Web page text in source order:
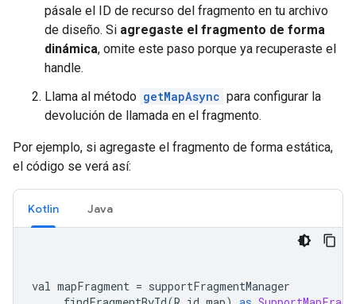
pásale el ID de recurso del fragmento en tu archivo
de diseño. Si agregaste el fragmento de forma
dinámica, omite este paso porque ya recuperaste el
handle.
Llama al método getMapAsync para configurar la
devolución de llamada en el fragmento.
Por ejemplo, si agregaste el fragmento de forma estática,
el código se verá así:
Kotlin Java
val mapFragment = supportFragmentManager